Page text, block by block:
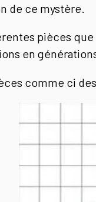
de ce mystère.
pièces
en
comme ci